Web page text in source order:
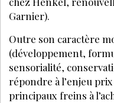
Garnier).
Outre son caractère
(développement,
sensorialité,
répondre à l’enjeu
principaux freins à